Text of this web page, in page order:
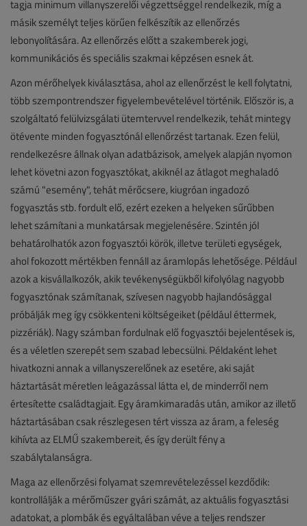
tagja minimum villanyszerelői végzettséggel rendelkezik, míg a
másik személyt teljes körűen felkészítik az ellenőrzés
lebonyolítására. Az ellenőrzés előtt a szakemberek jogi,
kommunikációs és speciális szakmai képzésen esnek át.
Azon mérőhelyek kiválasztása, ahol az ellenőrzést le kell folytatni,
több szempontrendszer figyelembevételével történik. Először is, a
szolgáltató felülvizsgálati ütemtervvel rendelkezik, tehát mintegy
ötévente minden fogyasztónál ellenőrzést tartanak. Ezen felül,
rendelkezésre állnak olyan adatbázisok, amelyek alapján nyomon
lehet követni azon fogyasztókat, akiknél az átlagot meghaladó
számú "esemény", tehát mérőcsere, kiugróan ingadozó
fogyasztás stb. fordult elő, ezért ezeken a helyeken sűrűbben
lehet számítani a munkatársak megjelenésére. Szintén jól
behatárolhatók azon fogyasztói körök, illetve területi egységek,
ahol fokozott mértékben fennáll az áramlopás lehetősége. Például
azok a kisvállalkozók, akik tevékenységükből kifolyólag nagyobb
fogyasztónak számítanak, szívesen nagyobb hajlandósággal
próbálják meg így csökkenteni költségeiket (például éttermek,
pizzériák). Nagy számban fordulnak elő fogyasztói bejelentések is,
és a véletlen szerepét sem szabad lebecsülni. Példaként lehet
hivatkozni annak a villanyszerelőnek az esetére, aki saját
háztartását méretlen leágazással látta el, de minderről nem
értesítette családtagjait. Egy áramkimaradás után, amikor az illető
háztartásában csak részlegesen tért vissza az áram, a feleség
kihívta az ELMŰ szakembereit, és így derült fény a
szabálytalanságra.
Maga az ellenőrzési folyamat szemrevételezéssel kezdődik:
kontrollálják a mérőműszer gyári számát, az aktuális fogyasztási
adatokat, a plombák és egyáltalában véve a teljes rendszer